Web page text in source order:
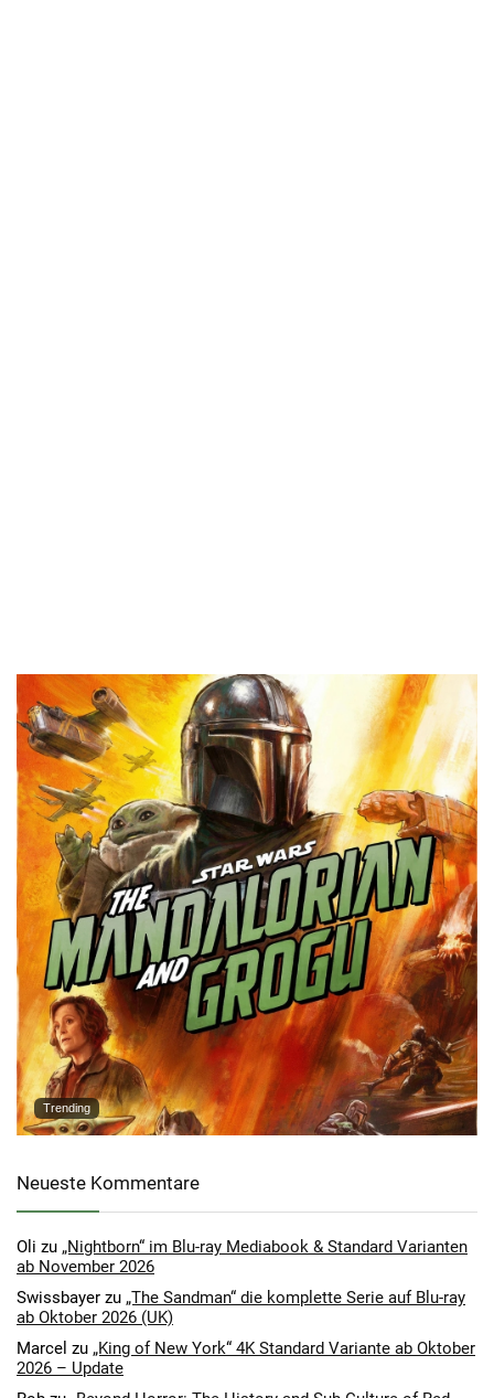
Trending
Neueste Kommentare
Oli zu „Nightborn“ im Blu-ray Mediabook & Standard Varianten
ab November 2026
Swissbayer zu „The Sandman“ die komplette Serie auf Blu-ray
ab Oktober 2026 (UK)
Marcel zu „King of New York“ 4K Standard Variante ab Oktober
2026 – Update